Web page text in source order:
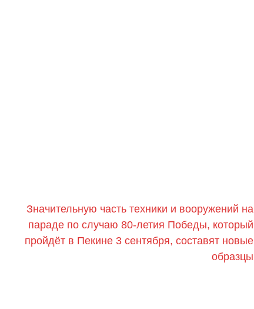
Значительную часть техники и вооружений на
параде по случаю 80-летия Победы, который
пройдёт в Пекине 3 сентября, составят новые
образцы